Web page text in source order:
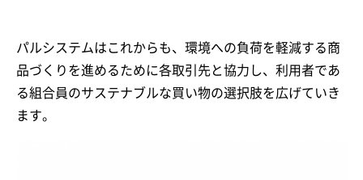
パルシステムはこれからも、環境への負荷を軽減する商
品づくりを進めるために各取引先と協力し、利用者であ
る組合員のサステナブルな買い物の選択肢を広げていき
ます。